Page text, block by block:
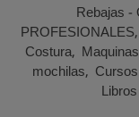
Rebajas -
PROFESIONALES
Costura
mochilas